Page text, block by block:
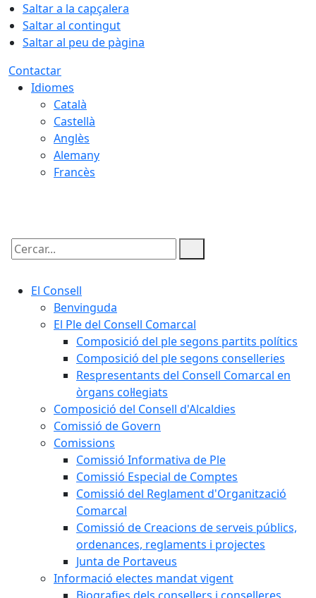
Saltar a la capçalera
Saltar al contingut
Saltar al peu de pàgina
Contactar
Idiomes
Català
Castellà
Anglès
Alemany
Francès
Cercar:
El Consell
Benvinguda
El Ple del Consell Comarcal
Composició del ple segons partits polítics
Composició del ple segons conselleries
Respresentants del Consell Comarcal en
òrgans col·legiats
Composició del Consell d'Alcaldies
Comissió de Govern
Comissions
Comissió Informativa de Ple
Comissió Especial de Comptes
Comissió del Reglament d'Organització
Comarcal
Comissió de Creacions de serveis públics,
ordenances, reglaments i projectes
Junta de Portaveus
Informació electes mandat vigent